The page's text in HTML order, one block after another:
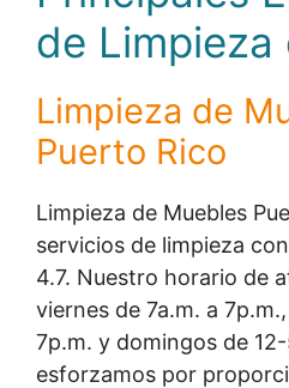
de Limpieza
Limpieza de
Puerto Rico
Limpieza de Muebles
servicios de limpieza
4.7. Nuestro horario de
viernes de 7a.m. a
7p.m. y domingos de
esforzamos por